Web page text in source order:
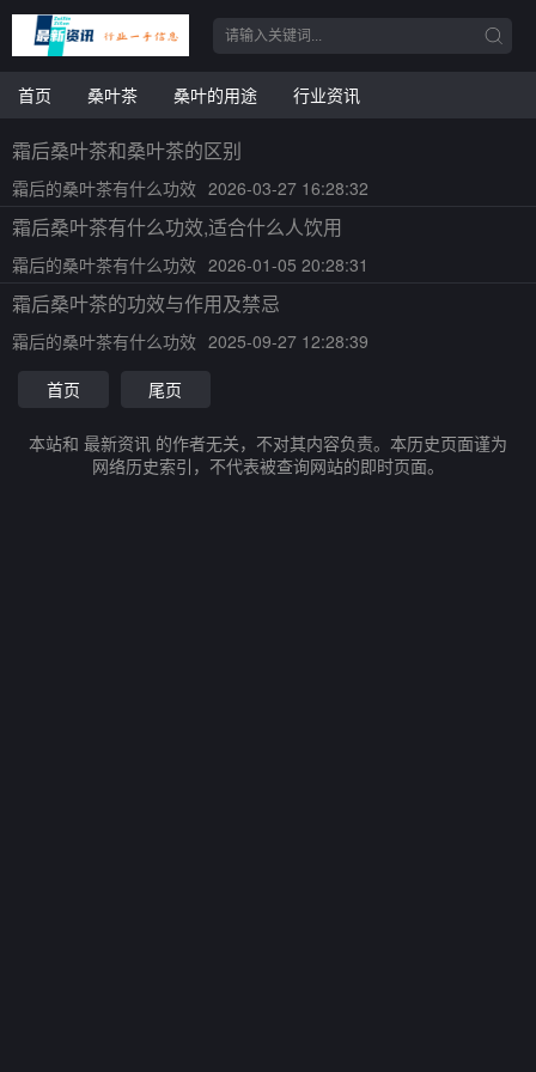
首页 桑叶茶 桑叶的用途 行业资讯
霜后桑叶茶和桑叶茶的区别
霜后的桑叶茶有什么功效 2026-03-27 16:28:32
霜后桑叶茶有什么功效,适合什么人饮用
霜后的桑叶茶有什么功效 2026-01-05 20:28:31
霜后桑叶茶的功效与作用及禁忌
霜后的桑叶茶有什么功效 2025-09-27 12:28:39
首页
尾页
本站和 最新资讯 的作者无关，不对其内容负责。本历史页面谨为
网络历史索引，不代表被查询网站的即时页面。